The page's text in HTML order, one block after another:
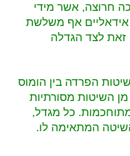
חרוצה, אשר מידי
אידאליים אף משלשת
לצד הגדלה
הפרדה בין הומוס
השיטות מסורתיות
כל מגדל,
המתאימה לו.